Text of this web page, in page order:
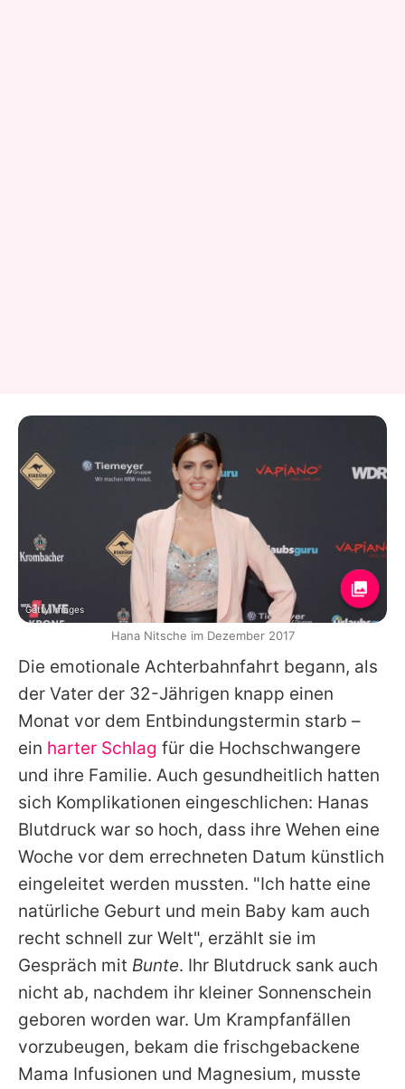
Die emotionale Achterbahnfahrt begann, als
der Vater der 32-Jährigen knapp einen
Monat vor dem Entbindungstermin starb –
ein harter Schlag für die Hochschwangere
und ihre Familie. Auch gesundheitlich hatten
sich Komplikationen eingeschlichen: Hanas
Blutdruck war so hoch, dass ihre Wehen eine
Woche vor dem errechneten Datum künstlich
eingeleitet werden mussten. "Ich hatte eine
natürliche Geburt und mein Baby kam auch
recht schnell zur Welt", erzählt sie im
Gespräch mit Bunte. Ihr Blutdruck sank auch
nicht ab, nachdem ihr kleiner Sonnenschein
geboren worden war. Um Krampfanfällen
vorzubeugen, bekam die frischgebackene
Mama Infusionen und Magnesium, musste
Getty Images
Hana Nitsche im Dezember 2017